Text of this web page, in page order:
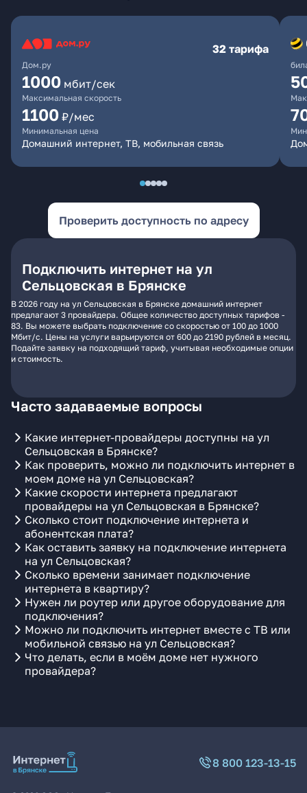
Дом.ру
32 тарифа
1000 мбит/сек
Максимальная скорость
1100 ₽/мес
Минимальная цена
Домашний интернет, ТВ, мобильная связь
Проверить доступность по адресу
Подключить интернет на ул
Сельцовская в Брянске
В 2026 году на ул Сельцовская в Брянске домашний интернет
предлагают 3 провайдера. Общее количество доступных тарифов -
83. Вы можете выбрать подключение со скоростью от 100 до 1000
Мбит/с. Цены на услуги варьируются от 600 до 2190 рублей в месяц.
Подайте заявку на подходящий тариф, учитывая необходимые опции
и стоимость.
Часто задаваемые вопросы
Какие интернет-провайдеры доступны на ул
Сельцовская в Брянске?
Как проверить, можно ли подключить интернет в
моем доме на ул Сельцовская?
Какие скорости интернета предлагают
провайдеры на ул Сельцовская в Брянске?
Сколько стоит подключение интернета и
абонентская плата?
Как оставить заявку на подключение интернета
на ул Сельцовская?
Сколько времени занимает подключение
интернета в квартиру?
Нужен ли роутер или другое оборудование для
подключения?
Можно ли подключить интернет вместе с ТВ или
мобильной связью на ул Сельцовская?
Что делать, если в моём доме нет нужного
провайдера?
8 800 123-13-15